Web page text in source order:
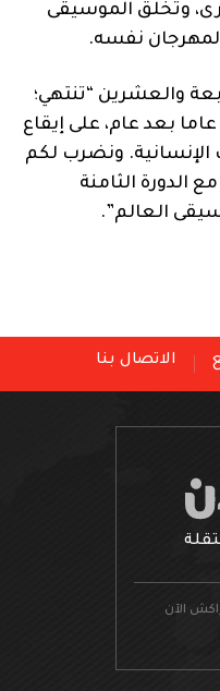
وتخلق الموسيقى
نفسه.
والعشرين “تنتهي؛
بعد عام، على إيقاع
الإنسانية. ونضرب لكم
موعدا من 24 إلى 26 يونيو 2027 مع الدورة الثامنة
العالم”.
الاتصال بنا
الآن